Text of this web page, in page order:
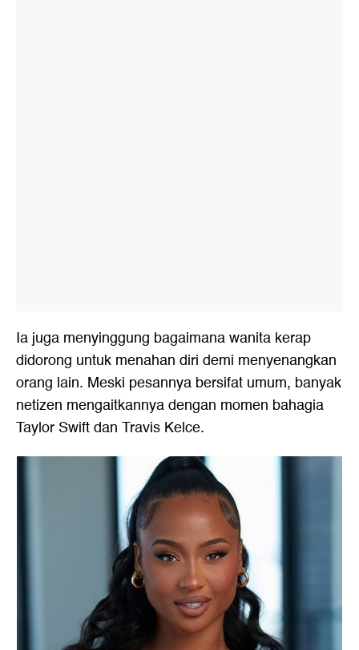
Ia juga menyinggung bagaimana wanita kerap
didorong untuk menahan diri demi menyenangkan
orang lain. Meski pesannya bersifat umum, banyak
netizen mengaitkannya dengan momen bahagia
Taylor Swift dan Travis Kelce.